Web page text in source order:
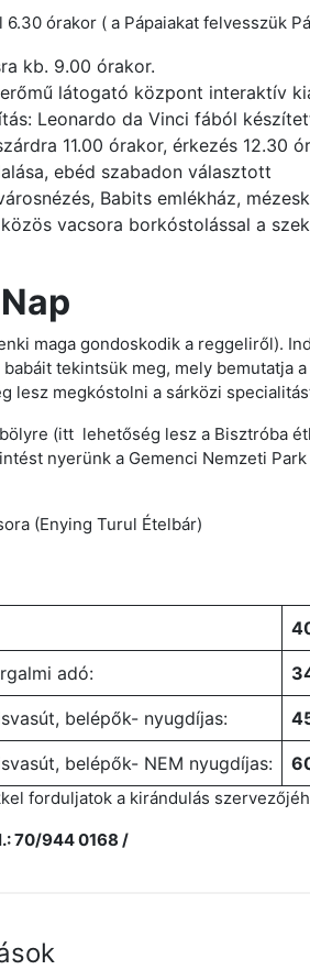
órakor ( a Pápaiakat felvesszük
kb. 9.00 órakor.
látogató központ interaktív
Leonardo da Vinci fából
11.00 órakor, érkezés 12.30
ebéd szabadon választott
Babits emlékház,
vacsora borkóstolással a
maga gondoskodik a reggeliről).
tekintsük meg, mely bemutatja
lesz megkóstolni a sárközi
(itt lehetőség lesz a Bisztróba
nyerünk a Gemenci Nemzeti
(Enying Turul Ételbár)
adó:
belépők- nyugdíjas:
belépők- NEM nyugdíjas:
forduljatok a kirándulás
70/944 0168 /